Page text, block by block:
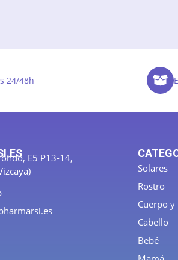
24/48h
E5 P13-14,
Solares
Rostro
Cuerpo y
Cabello
Bebé